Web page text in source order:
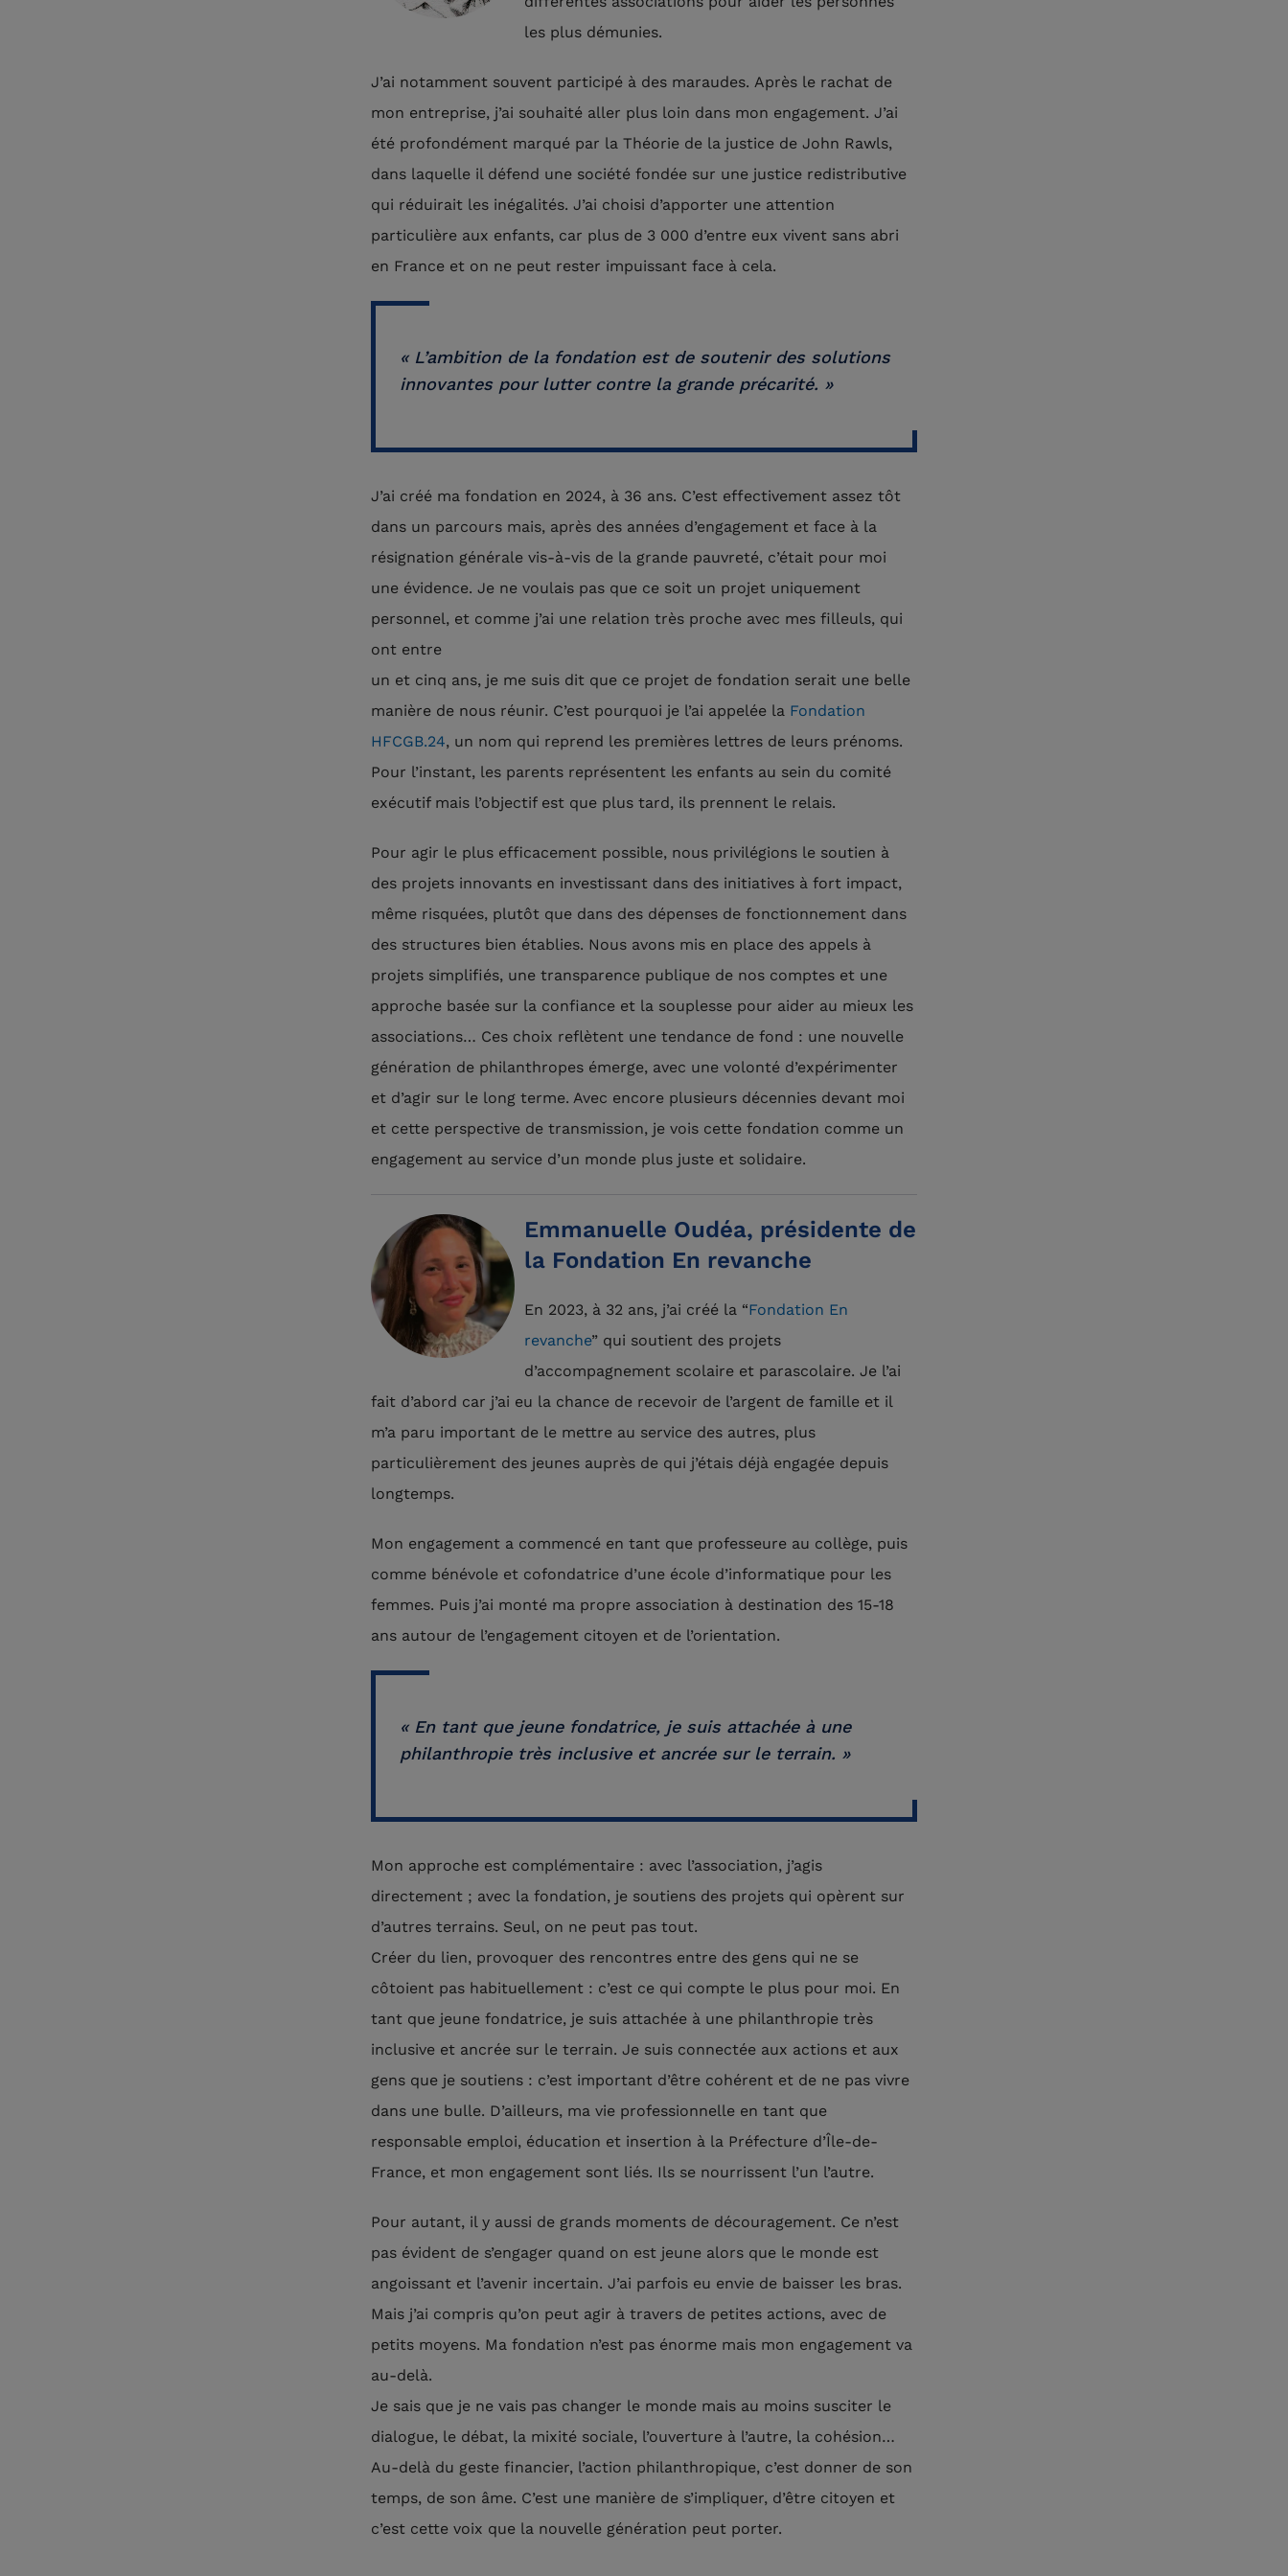
les plus démunies.
J’ai notamment souvent participé à des maraudes. Après le rachat de
mon entreprise, j’ai souhaité aller plus loin dans mon engagement. J’ai
été profondément marqué par la Théorie de la justice de John Rawls,
dans laquelle il défend une société fondée sur une justice redistributive
qui réduirait les inégalités. J’ai choisi d’apporter une attention
particulière aux enfants, car plus de 3 000 d’entre eux vivent sans abri
en France et on ne peut rester impuissant face à cela.
« L’ambition de la fondation est de soutenir des solutions
innovantes pour lutter contre la grande précarité. »
J’ai créé ma fondation en 2024, à 36 ans. C’est effectivement assez tôt
dans un parcours mais, après des années d’engagement et face à la
résignation générale vis-à-vis de la grande pauvreté, c’était pour moi
une évidence. Je ne voulais pas que ce soit un projet uniquement
personnel, et comme j’ai une relation très proche avec mes filleuls, qui
ont entre
un et cinq ans, je me suis dit que ce projet de fondation serait une belle
manière de nous réunir. C’est pourquoi je l’ai appelée la Fondation
HFCGB.24, un nom qui reprend les premières lettres de leurs prénoms.
Pour l’instant, les parents représentent les enfants au sein du comité
exécutif mais l’objectif est que plus tard, ils prennent le relais.
Pour agir le plus efficacement possible, nous privilégions le soutien à
des projets innovants en investissant dans des initiatives à fort impact,
même risquées, plutôt que dans des dépenses de fonctionnement dans
des structures bien établies. Nous avons mis en place des appels à
projets simplifiés, une transparence publique de nos comptes et une
approche basée sur la confiance et la souplesse pour aider au mieux les
associations… Ces choix reflètent une tendance de fond : une nouvelle
génération de philanthropes émerge, avec une volonté d’expérimenter
et d’agir sur le long terme. Avec encore plusieurs décennies devant moi
et cette perspective de transmission, je vois cette fondation comme un
engagement au service d’un monde plus juste et solidaire.
Emmanuelle Oudéa, présidente de
la Fondation En revanche
En 2023, à 32 ans, j’ai créé la “Fondation En
revanche” qui soutient des projets
d’accompagnement scolaire et parascolaire. Je l’ai
fait d’abord car j’ai eu la chance de recevoir de l’argent de famille et il
m’a paru important de le mettre au service des autres, plus
particulièrement des jeunes auprès de qui j’étais déjà engagée depuis
longtemps.
Mon engagement a commencé en tant que professeure au collège, puis
comme bénévole et cofondatrice d’une école d’informatique pour les
femmes. Puis j’ai monté ma propre association à destination des 15-18
ans autour de l’engagement citoyen et de l’orientation.
« En tant que jeune fondatrice, je suis attachée à une
philanthropie très inclusive et ancrée sur le terrain. »
Mon approche est complémentaire : avec l’association, j’agis
directement ; avec la fondation, je soutiens des projets qui opèrent sur
d’autres terrains. Seul, on ne peut pas tout.
Créer du lien, provoquer des rencontres entre des gens qui ne se
côtoient pas habituellement : c’est ce qui compte le plus pour moi. En
tant que jeune fondatrice, je suis attachée à une philanthropie très
inclusive et ancrée sur le terrain. Je suis connectée aux actions et aux
gens que je soutiens : c’est important d’être cohérent et de ne pas vivre
dans une bulle. D’ailleurs, ma vie professionnelle en tant que
responsable emploi, éducation et insertion à la Préfecture d’Île-de-
France, et mon engagement sont liés. Ils se nourrissent l’un l’autre.
Pour autant, il y aussi de grands moments de découragement. Ce n’est
pas évident de s’engager quand on est jeune alors que le monde est
angoissant et l’avenir incertain. J’ai parfois eu envie de baisser les bras.
Mais j’ai compris qu’on peut agir à travers de petites actions, avec de
petits moyens. Ma fondation n’est pas énorme mais mon engagement va
au-delà.
Je sais que je ne vais pas changer le monde mais au moins susciter le
dialogue, le débat, la mixité sociale, l’ouverture à l’autre, la cohésion…
Au-delà du geste financier, l’action philanthropique, c’est donner de son
temps, de son âme. C’est une manière de s’impliquer, d’être citoyen et
c’est cette voix que la nouvelle génération peut porter.